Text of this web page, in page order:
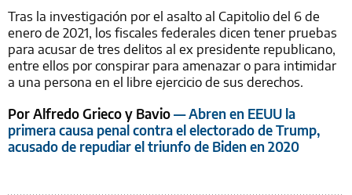
Tras la investigación por el asalto al Capitolio del 6 de
enero de 2021, los fiscales federales dicen tener pruebas
para acusar de tres delitos al ex presidente republicano,
entre ellos por conspirar para amenazar o para intimidar
a una persona en el libre ejercicio de sus derechos.
Por Alfredo Grieco y Bavio— Abren en EEUU la
primera causa penal contra el electorado de Trump,
acusado de repudiar el triunfo de Biden en 2020